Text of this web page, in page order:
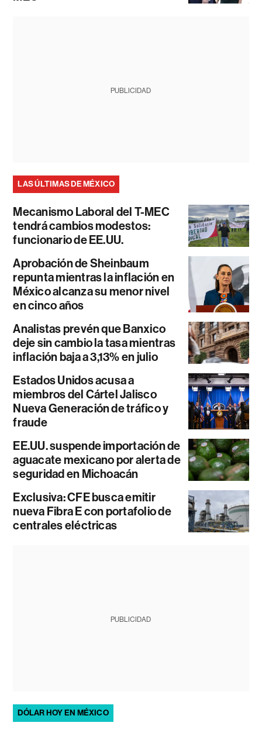
PUBLICIDAD
LAS ÚLTIMAS DE MÉXICO
Mecanismo Laboral del T-MEC
tendrá cambios modestos:
funcionario de EE.UU.
Aprobación de Sheinbaum
repunta mientras la inflación en
México alcanza su menor nivel
en cinco años
Analistas prevén que Banxico
deje sin cambio la tasa mientras
inflación baja a 3,13% en julio
Estados Unidos acusa a
miembros del Cártel Jalisco
Nueva Generación de tráfico y
fraude
EE.UU. suspende importación de
aguacate mexicano por alerta de
seguridad en Michoacán
Exclusiva: CFE busca emitir
nueva Fibra E con portafolio de
centrales eléctricas
PUBLICIDAD
DÓLAR HOY EN MÉXICO